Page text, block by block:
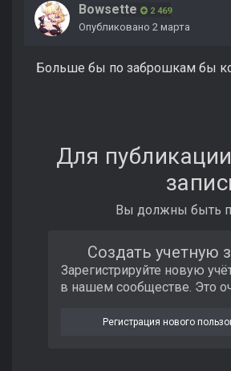
Bowsette 2 469
Опубликовано 2 марта
Больше бы по заброшкам бы
Для
Вы должны быть
Создать учетную
Зарегистрируйте новую
в нашем сообществе. Это
Регистрация нового